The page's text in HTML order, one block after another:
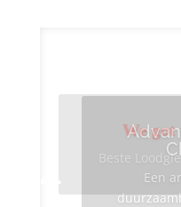
Een
We got
Beste